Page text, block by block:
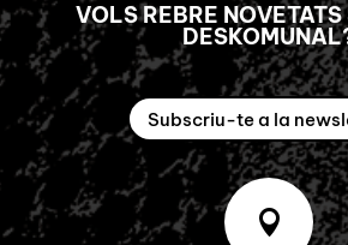
VOLS REBRE
Subscriu-te a la
